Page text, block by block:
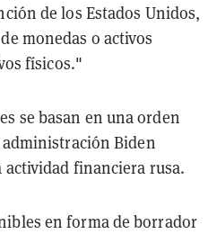
de los Estados Unidos,
monedas o activos
físicos."
se basan en una orden
Biden
actividad financiera rusa.
en forma de borrador